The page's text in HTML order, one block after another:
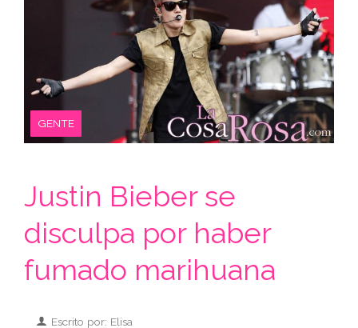
GENTE
Justin Bieber se
disculpa por haber
fumado marihuana
Escrito por: Elisa